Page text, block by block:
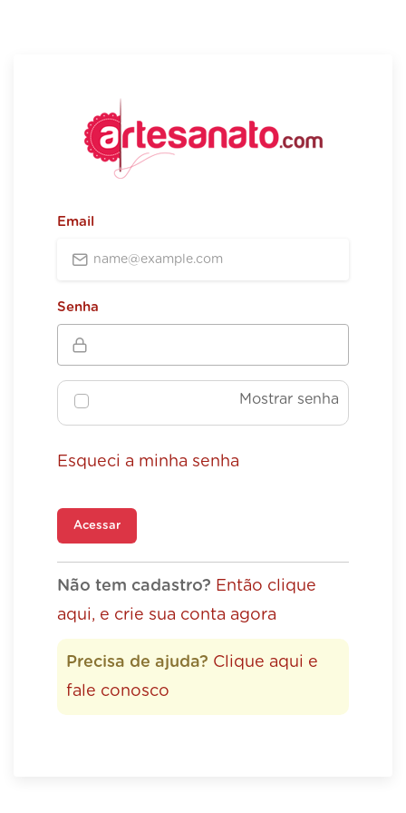
Email
Senha
Mostrar senha
Esqueci a minha senha
Acessar
Não tem cadastro? Então clique
aqui, e crie sua conta agora
Precisa de ajuda? Clique aqui e
fale conosco